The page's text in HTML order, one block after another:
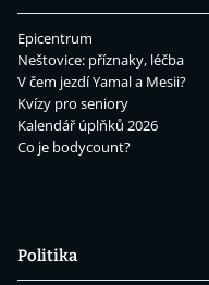
Epicentrum
Neštovice: příznaky, léčba
V čem jezdí Yamal a Mesii?
Kvízy pro seniory
Kalendář úplňků 2026
Co je bodycount?
Politika